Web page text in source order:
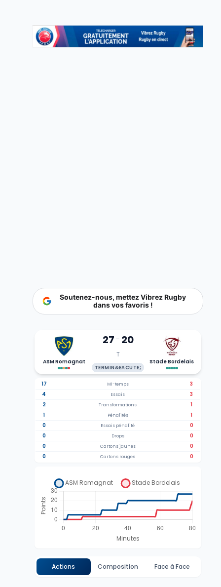
Soutenez-nous, mettez Vibrez Rugby
dans vos favoris !
ASM Romagnat
27- 20
T
TERMIN&EACUTE;
Stade Bordelais
17 Mi-temps
3
4
Essais
3
2
Transformations
1
1
Pénalités
1
0
Essais pénalité
0
0
Drops
0
0
Cartons jaunes
0
0
Cartons rouges 0
Actions Composition Face à Face